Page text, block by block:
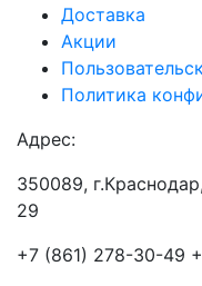
Доставка
Акции
Политика
Адрес:
350089,
29
+7 (861) 278-30-49